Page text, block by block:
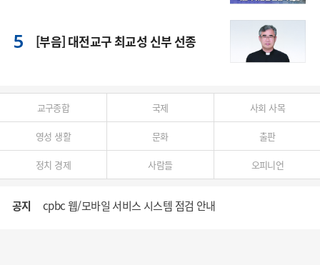
[부음] 대전교구 최교성 신부 선종
교구종합 국제 사회 사목
영성 생활 문화 출판
정치 경제 사람들 오피니언
공지 cpbc 웹/모바일 서비스 시스템 점검 안내